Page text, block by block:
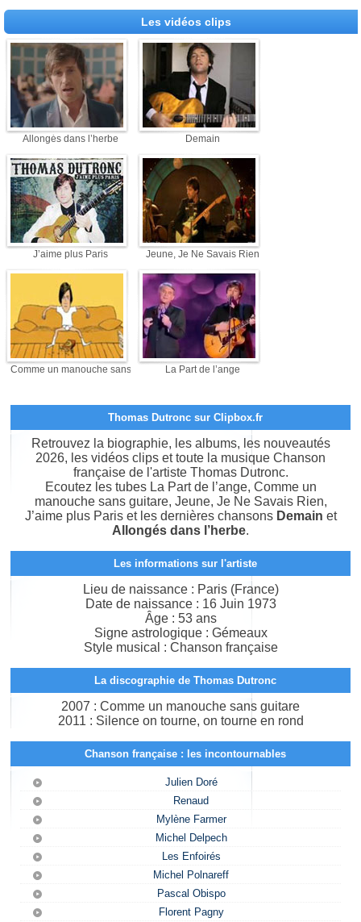
Les vidéos clips
Allongés dans l’herbe Demain
J’aime plus Paris Jeune, Je Ne Savais Rien
Comme un manouche sans guitare La Part de l’ange
Thomas Dutronc sur Clipbox.fr
Retrouvez la biographie, les albums, les nouveautés
2026, les vidéos clips et toute la musique Chanson
française de l'artiste Thomas Dutronc.
Ecoutez les tubes La Part de l’ange, Comme un
manouche sans guitare, Jeune, Je Ne Savais Rien,
J’aime plus Paris et les dernières chansons Demain et
Allongés dans l’herbe.
Les informations sur l'artiste
Lieu de naissance : Paris (France)
Date de naissance : 16 Juin 1973
Âge : 53 ans
Signe astrologique : Gémeaux
Style musical : Chanson française
La discographie de Thomas Dutronc
2007 : Comme un manouche sans guitare
2011 : Silence on tourne, on tourne en rond
Chanson française : les incontournables
Julien Doré
Renaud
Mylène Farmer
Michel Delpech
Les Enfoirés
Michel Polnareff
Pascal Obispo
Florent Pagny